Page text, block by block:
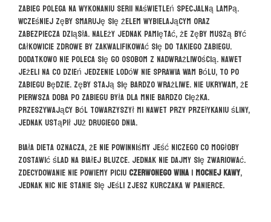
Zabieg polega na wykonaniu serii naświetleń specjalną lampą.
Wcześniej zęby smaruję się żelem wybielającym oraz
zabezpiecza dziąsła. Należy jednak pamiętać, że zęby muszą być
całkowicie zdrowe by zakwalifikować się do takiego zabiegu.
Dodatkowo nie poleca się go osobom z nadwrażliwością. Nawet
jeżeli na co dzień jedzenie lodów nie sprawia Wam bólu, to po
zabiegu będzie. Zęby stają się bardzo wrażliwe. Nie ukrywam, że
pierwsza doba po zabiegu była dla mnie bardzo ciężka.
Przeszywający ból towarzyszył mi nawet przy przełykaniu śliny,
jednak ustąpił już drugiego dnia.
Biała dieta oznacza, że nie powinniśmy jeść niczego co mogłoby
zostawić ślad na białej bluzce. Jednak nie dajmy się zwariować.
Zdecydowanie nie powiemy piciu czerwonego winai mocnej kawy,
jednak nic nie stanie się jeśli zjesz kurczaka w panierce.